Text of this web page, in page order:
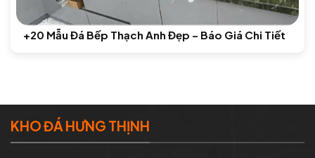
+20 Mẫu Đá Bếp Thạch Anh Đẹp – Báo Giá Chi Tiết
KHO ĐÁ HƯNG THỊNH